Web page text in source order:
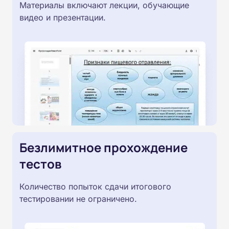
Материалы включают лекции, обучающие
видео и презентации.
Безлимитное прохождение
тестов
Количество попыток сдачи итогового
тестировании не ограничено.